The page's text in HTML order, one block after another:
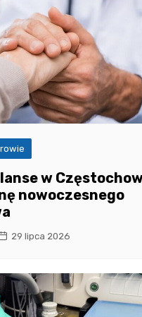
w
nowoczesnego
29 lipca 2026